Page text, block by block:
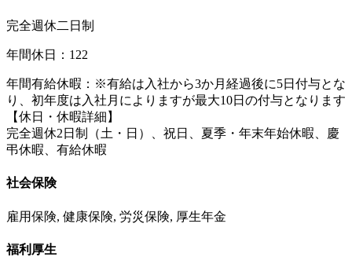
完全週休二日制
年間休日：122
年間有給休暇：※有給は入社から3か月経過後に5日付与とな
り、初年度は入社月によりますが最大10日の付与となります
【休日・休暇詳細】
完全週休2日制（土・日）、祝日、夏季・年末年始休暇、慶
弔休暇、有給休暇
社会保険
雇用保険, 健康保険, 労災保険, 厚生年金
福利厚生